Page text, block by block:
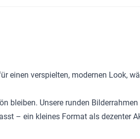
einen verspielten, modernen Look,
bleiben. Unsere runden
– ein kleines Format als dezenter